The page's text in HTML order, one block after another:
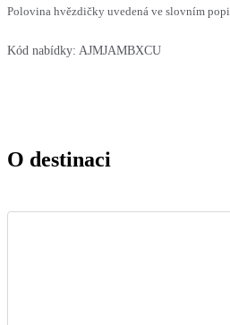
Polovina hvězdičky uvedená ve slovním
Kód nabídky: AJMJAMBXCU
O destinaci